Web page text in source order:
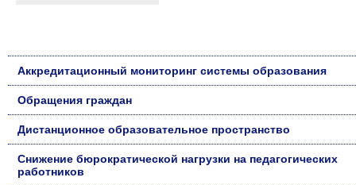
Аккредитационный мониторинг системы образования
Обращения граждан
Дистанционное образовательное пространство
Снижение бюрократической нагрузки на педагогических
работников